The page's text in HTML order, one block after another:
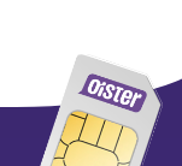
du dig i 6 mdr.